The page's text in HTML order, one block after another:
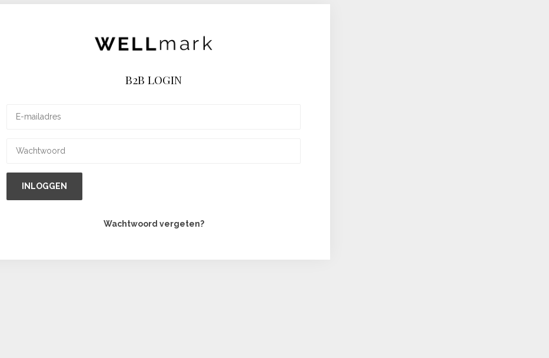
B2B LOGIN
INLOGGEN
Wachtwoord vergeten?